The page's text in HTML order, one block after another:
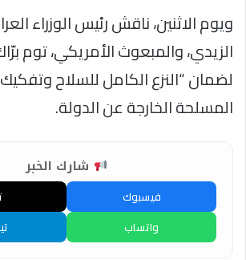
ويوم الاثنين، ناقش رئيس الوزراء
الزيدي، والمبعوث الأمريكي، توم
لضمان “النزع الكامل للسلاح
المسلحة الخارجة عن الدولة.
شارك الخبر
فيسبوك
واتساب